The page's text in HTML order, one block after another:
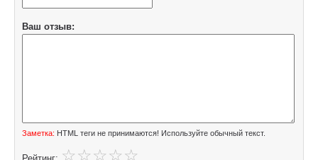
Ваш отзыв:
Заметка: HTML теги не принимаются! Используйте обычный текст.